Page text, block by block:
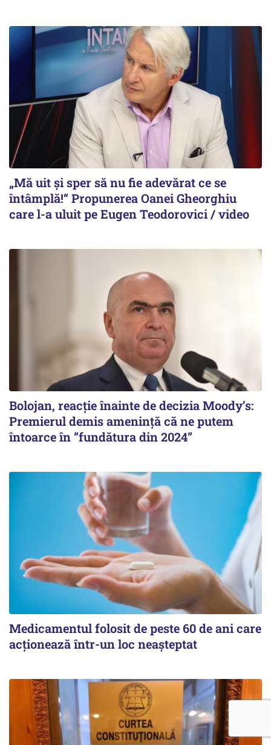
„Mă uit și sper să nu fie adevărat ce se
întâmplă!“ Propunerea Oanei Gheorghiu
care l-a uluit pe Eugen Teodorovici / video
Bolojan, reacție înainte de decizia Moody’s:
Premierul demis amenință că ne putem
întoarce în ”fundătura din 2024”
Medicamentul folosit de peste 60 de ani care
acționează într-un loc neașteptat